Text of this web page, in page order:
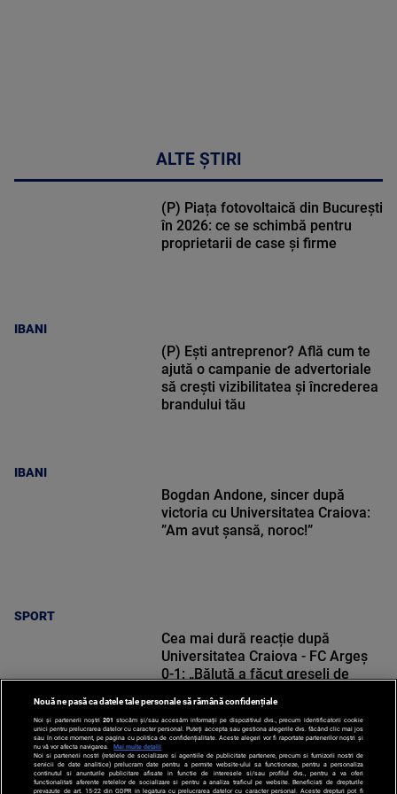
ALTE ȘTIRI
IBANI
(P) Piața fotovoltaică din București
în 2026: ce se schimbă pentru
proprietarii de case și firme
IBANI
(P) Ești antreprenor? Află cum te
ajută o campanie de advertoriale
să crești vizibilitatea și încrederea
brandului tău
SPORT
Bogdan Andone, sincer după
victoria cu Universitatea Craiova:
”Am avut șansă, noroc!”
SPORT
Cea mai dură reacție după
Universitatea Craiova - FC Argeș
0-1: „Băluță a făcut greșeli de
Nouă ne pasă ca datele tale personale să rămână confidențiale
Noi și partenerii noștri 201 stocăm și/sau accesăm informații pe dispozitivul dvs., precum identificatorii cookie
unici pentru prelucrarea datelor cu caracter personal. Puteți accepta sau gestiona alegerile dvs. făcând clic mai jos
sau în orice moment, pe pagina cu politica de confidențialitate. Aceste alegeri vor fi raportate partenerilor noștri și
nu vă vor afecta navigarea.
Mai multe detalii
Noi si partenerii nostri (retelele de socializare si agentiile de publicitate partenere, precum si furnizorii nostri de
servicii de date analitice) prelucram date pentru a permite website-ului sa functioneze, pentru a personaliza
continutul si anunturile publicitare afisate in functie de interesele si/sau profilul dvs., pentru a va oferi
functionalitati aferente retelelor de socializare si pentru a analiza traficul pe website. Beneficiati de drepturile
prevazute de art. 15-22 din GDPR in legatura cu prelucrarea datelor cu caracter personal. Aceste drepturi pot fi